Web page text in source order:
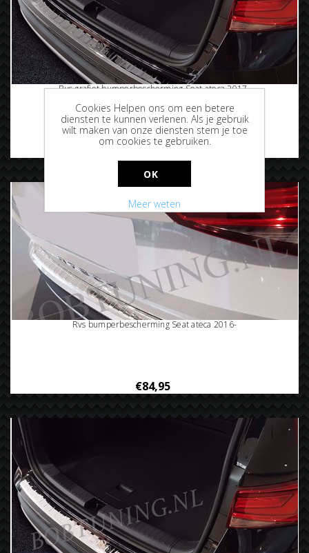
Rvs grafiet bumperbescherming Seat ateca 2017-
€92,50
Rvs bumperbescherming Seat ateca 2016-
€84,95
Cookies Helpen ons om een betere
diensten te kunnen verlenen. Als je gebruik
wilt maken van onze diensten stem je toe
om cookies te gebruiken.
OK
Meer weten